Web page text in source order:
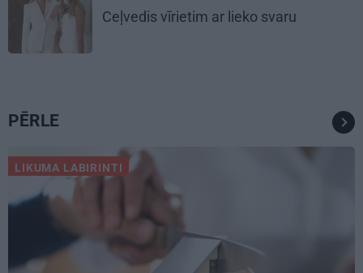
Ceļvedis vīrietim ar lieko svaru
PĒRLE
LIKUMA LABIRINTI